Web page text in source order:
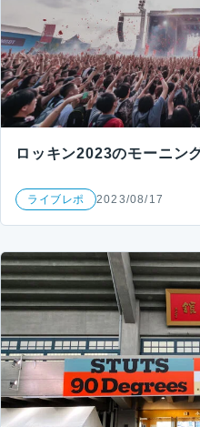
ロッキン2023のモーニン
ライブレポ 2023/08/17